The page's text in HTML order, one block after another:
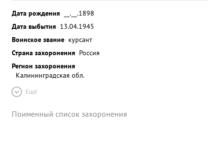
Дата рождения
__.__.1898
Дата выбытия 13.04.1945
Воинское звание курсант
Страна захоронения Россия
Регион захоронения
Калининградская обл.
Ещё
Поименный список захоронения